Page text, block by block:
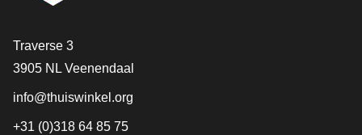
[_General:Contact]
Traverse 3
3905 NL Veenendaal
info@thuiswinkel.org
+31 (0)318 64 85 75